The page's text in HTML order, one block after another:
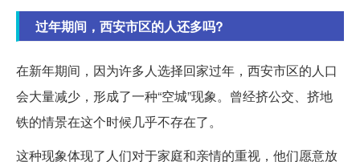
过年期间，西安市区的人还多吗?
在新年期间，因为许多人选择回家过年，西安市区的人口
会大量减少，形成了一种“空城”现象。曾经挤公交、挤地
铁的情景在这个时候几乎不存在了。
这种现象体现了人们对于家庭和亲情的重视，他们愿意放